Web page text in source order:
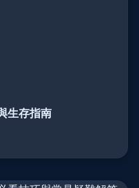
生存指南